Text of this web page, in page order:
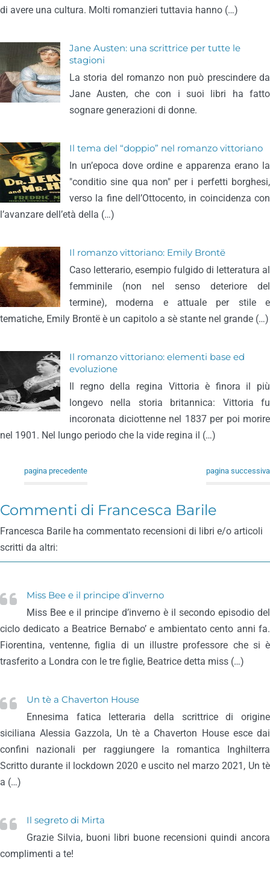
di avere una cultura. Molti romanzieri tuttavia hanno (…)
Jane Austen: una scrittrice per tutte le
stagioni
La storia del romanzo non può prescindere da
Jane Austen, che con i suoi libri ha fatto
sognare generazioni di donne.
Il tema del “doppio” nel romanzo vittoriano
In un’epoca dove ordine e apparenza erano la
"conditio sine qua non" per i perfetti borghesi,
verso la fine dell’Ottocento, in coincidenza con
l’avanzare dell’età della (…)
Il romanzo vittoriano: Emily Brontë
Caso letterario, esempio fulgido di letteratura al
femminile (non nel senso deteriore del
termine), moderna e attuale per stile e
tematiche, Emily Brontë è un capitolo a sè stante nel grande (…)
Il romanzo vittoriano: elementi base ed
evoluzione
Il regno della regina Vittoria è finora il più
longevo nella storia britannica: Vittoria fu
incoronata diciottenne nel 1837 per poi morire
nel 1901. Nel lungo periodo che la vide regina il (…)
pagina precedente pagina successiva
Commenti di Francesca Barile
Francesca Barile ha commentato recensioni di libri e/o articoli
scritti da altri:
Miss Bee e il principe d’inverno
Miss Bee e il principe d’inverno è il secondo episodio del
ciclo dedicato a Beatrice Bernabo’ e ambientato cento anni fa.
Fiorentina, ventenne, figlia di un illustre professore che si è
trasferito a Londra con le tre figlie, Beatrice detta miss (…)
Un tè a Chaverton House
Ennesima fatica letteraria della scrittrice di origine
siciliana Alessia Gazzola, Un tè a Chaverton House esce dai
confini nazionali per raggiungere la romantica Inghilterra
Scritto durante il lockdown 2020 e uscito nel marzo 2021, Un tè
a (…)
Il segreto di Mirta
Grazie Silvia, buoni libri buone recensioni quindi ancora
complimenti a te!